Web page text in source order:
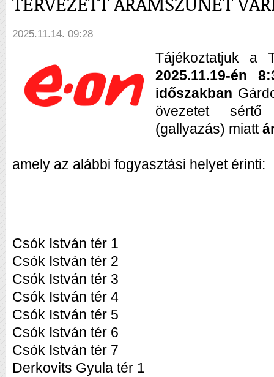
TERVEZETT ÁRAMSZÜNET
2025.11.14. 09:28
Tájékoztatjuk a
2025.11.19-én
időszakban
övezetet sértő
(gallyazás) miatt
amely az alábbi fogyasztási helyet érinti:
Csók István tér 1
Csók István tér 2
Csók István tér 3
Csók István tér 4
Csók István tér 5
Csók István tér 6
Csók István tér 7
Derkovits Gyula tér 1